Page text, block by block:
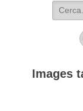
Search
for:
Images